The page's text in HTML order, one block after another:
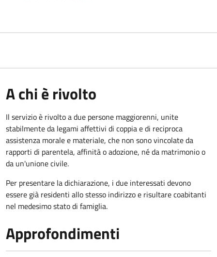
A chi è rivolto
Il servizio è rivolto a due persone maggiorenni, unite
stabilmente da legami affettivi di coppia e di reciproca
assistenza morale e materiale, che non sono vincolate da
rapporti di parentela, affinità o adozione, né da matrimonio o
da un'unione civile.
Per presentare la dichiarazione, i due interessati devono
essere già residenti allo stesso indirizzo e risultare coabitanti
nel medesimo stato di famiglia.
Approfondimenti